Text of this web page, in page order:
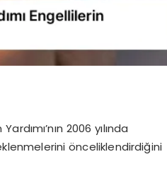
2006 yılında
önceliklendirdiğini